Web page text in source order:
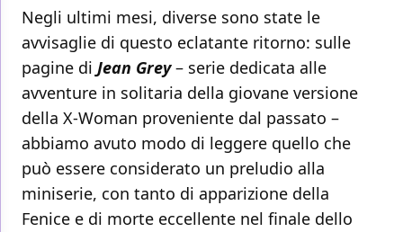
Negli ultimi mesi, diverse sono state le
avvisaglie di questo eclatante ritorno: sulle
pagine di Jean Grey– serie dedicata alle
avventure in solitaria della giovane versione
della X-Woman proveniente dal passato –
abbiamo avuto modo di leggere quello che
può essere considerato un preludio alla
miniserie, con tanto di apparizione della
Fenice e di morte eccellente nel finale dello